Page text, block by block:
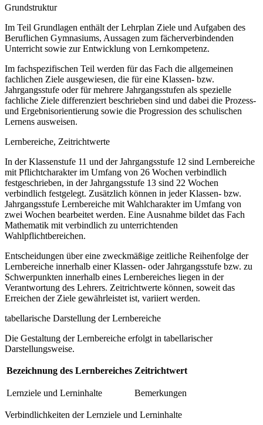
Grundstruktur
Im Teil Grundlagen enthält der Lehrplan Ziele und Aufgaben des
Beruflichen Gymnasiums, Aussagen zum fächerverbindenden
Unterricht sowie zur Entwicklung von Lernkompetenz.
Im fachspezifischen Teil werden für das Fach die allgemeinen
fachlichen Ziele ausgewiesen, die für eine Klassen- bzw.
Jahrgangsstufe oder für mehrere Jahrgangsstufen als spezielle
fachliche Ziele differenziert beschrieben sind und dabei die Prozess-
und Ergebnisorientierung sowie die Progression des schulischen
Lernens ausweisen.
Lernbereiche, Zeitrichtwerte
In der Klassenstufe 11 und der Jahrgangsstufe 12 sind Lernbereiche
mit Pflichtcharakter im Umfang von 26 Wochen verbindlich
festgeschrieben, in der Jahrgangsstufe 13 sind 22 Wochen
verbindlich festgelegt. Zusätzlich können in jeder Klassen- bzw.
Jahrgangsstufe Lernbereiche mit Wahlcharakter im Umfang von
zwei Wochen bearbeitet werden. Eine Ausnahme bildet das Fach
Mathematik mit verbindlich zu unterrichtenden
Wahlpflichtbereichen.
Entscheidungen über eine zweckmäßige zeitliche Reihenfolge der
Lernbereiche innerhalb einer Klassen- oder Jahrgangsstufe bzw. zu
Schwerpunkten innerhalb eines Lernbereiches liegen in der
Verantwortung des Lehrers. Zeitrichtwerte können, soweit das
Erreichen der Ziele gewährleistet ist, variiert werden.
tabellarische Darstellung der Lernbereiche
Die Gestaltung der Lernbereiche erfolgt in tabellarischer
Darstellungsweise.
Bezeichnung des Lernbereiches Zeitrichtwert
Lernziele und Lerninhalte Bemerkungen
Verbindlichkeiten der Lernziele und Lerninhalte